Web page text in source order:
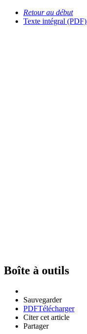
Retour au début
Texte intégral (PDF)
Boîte à outils
Sauvegarder
PDFTélécharger
Citer cet article
Partager